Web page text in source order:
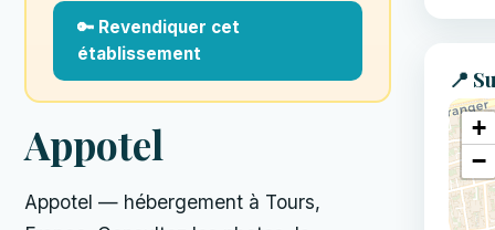
🔑 Revendiquer cet
établissement
Appotel
Appotel — hébergement à Tours,
📍
+
−